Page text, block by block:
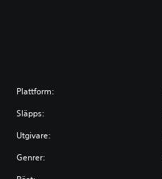
Plattform:
Släpps:
Utgivare:
Genrer: